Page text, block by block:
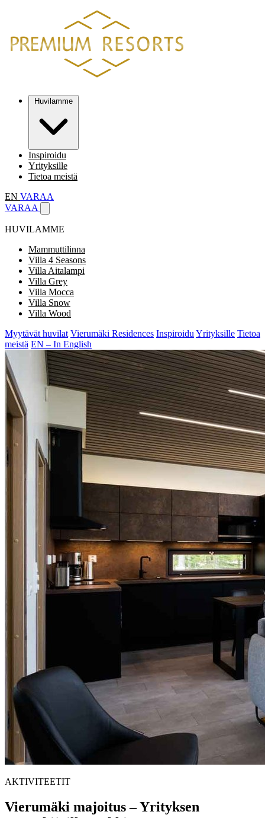
Inspiroidu
Yrityksille
Tietoa meistä
EN VARAA
VARAA
HUVILAMME
Mammuttilinna
Villa 4 Seasons
Villa Aitalampi
Villa Grey
Villa Mocca
Villa Snow
Villa Wood
Myytävät huvilat Vierumäki Residences Inspiroidu Yrityksille Tietoa
meistä EN – In English
AKTIVITEETIT
Vierumäki majoitus – Yrityksen